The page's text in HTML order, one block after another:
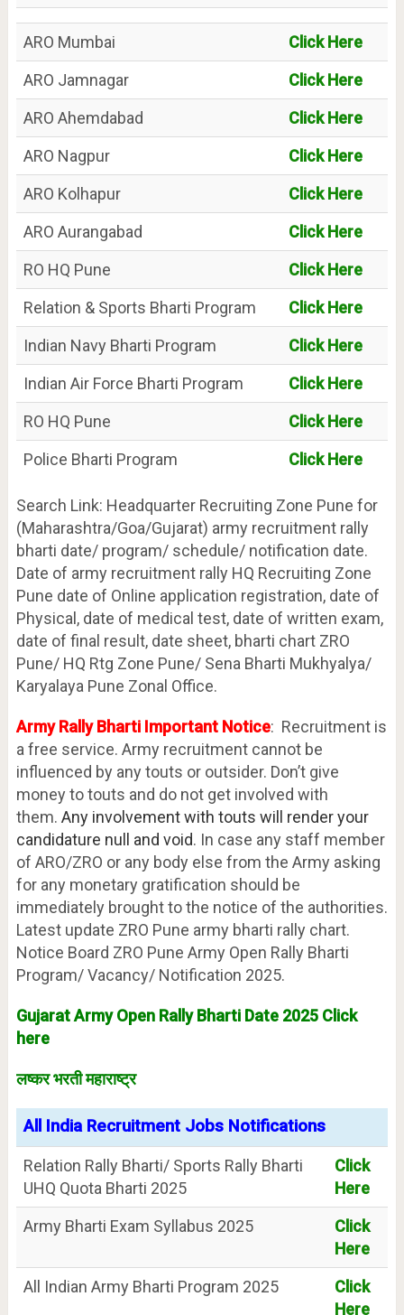
ARO Mumbai
Click Here
ARO Jamnagar
Click Here
ARO Ahemdabad
Click Here
ARO Nagpur
Click Here
ARO Kolhapur
Click Here
ARO Aurangabad
Click Here
RO HQ Pune
Click Here
Relation & Sports Bharti Program
Click Here
Indian Navy Bharti Program
Click Here
Indian Air Force Bharti Program
Click Here
RO HQ Pune
Click Here
Police Bharti Program
Click Here
Search Link: Headquarter Recruiting Zone Pune for
(Maharashtra/Goa/Gujarat) army recruitment rally
bharti date/ program/ schedule/ notification date.
Date of army recruitment rally HQ Recruiting Zone
Pune date of Online application registration, date of
Physical, date of medical test, date of written exam,
date of final result, date sheet, bharti chart ZRO
Pune/ HQ Rtg Zone Pune/ Sena Bharti Mukhyalya/
Karyalaya Pune Zonal Office.
Army Rally Bharti Important Notice: Recruitment is
a free service. Army recruitment cannot be
influenced by any touts or outsider. Don’t give
money to touts and do not get involved with
them. Any involvement with touts will render your
candidature null and void. In case any staff member
of ARO/ZRO or any body else from the Army asking
for any monetary gratification should be
immediately brought to the notice of the authorities.
Latest update ZRO Pune army bharti rally chart.
Notice Board ZRO Pune Army Open Rally Bharti
Program/ Vacancy/ Notification 2025.
Gujarat Army Open Rally Bharti Date 2025 Click
here
लष्कर भरती महाराष्ट्र
All India Recruitment Jobs Notifications
Relation Rally Bharti/ Sports Rally Bharti
UHQ Quota Bharti 2025
Click
Here
Army Bharti Exam Syllabus 2025
Click
Here
All Indian Army Bharti Program 2025
Click
Here